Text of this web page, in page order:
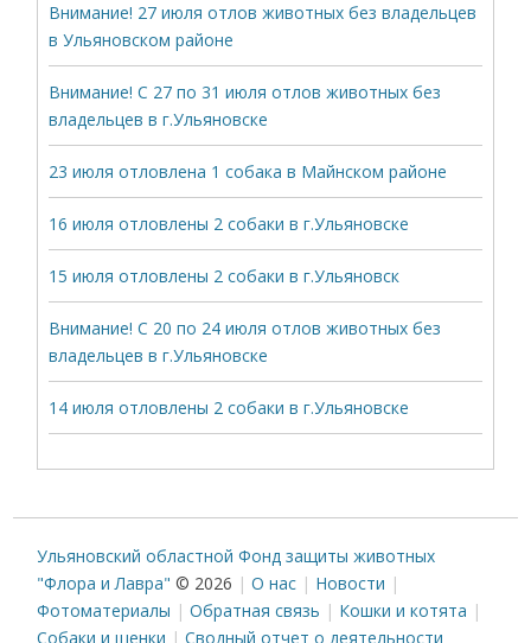
Внимание! 27 июля отлов животных без владельцев
в Ульяновском районе
Внимание! С 27 по 31 июля отлов животных без
владельцев в г.Ульяновске
23 июля отловлена 1 собака в Майнском районе
16 июля отловлены 2 собаки в г.Ульяновске
15 июля отловлены 2 собаки в г.Ульяновск
Внимание! С 20 по 24 июля отлов животных без
владельцев в г.Ульяновске
14 июля отловлены 2 собаки в г.Ульяновске
Ульяновский областной Фонд защиты животных
"Флора и Лавра" © 2026 О нас
Новости
Фотоматериалы
Обратная связь
Кошки и котята
Собаки и щенки
Сводный отчет о деятельности